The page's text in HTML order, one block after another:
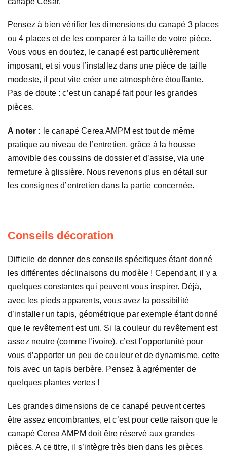
Pensez à bien vérifier les dimensions du canapé 3 places
ou 4 places et de les comparer à la taille de votre pièce.
Vous vous en doutez, le canapé est particulièrement
imposant, et si vous l’installez dans une pièce de taille
modeste, il peut vite créer une atmosphère étouffante.
Pas de doute : c’est un canapé fait pour les grandes
pièces.
A noter : le canapé Cerea AMPM est tout de même
pratique au niveau de l’entretien, grâce à la housse
amovible des coussins de dossier et d’assise, via une
fermeture à glissière. Nous revenons plus en détail sur
les consignes d’entretien dans la partie concernée.
Conseils décoration
Difficile de donner des conseils spécifiques étant donné
les différentes déclinaisons du modèle ! Cependant, il y a
quelques constantes qui peuvent vous inspirer. Déjà,
avec les pieds apparents, vous avez la possibilité
d’installer un tapis, géométrique par exemple étant donné
que le revêtement est uni. Si la couleur du revêtement est
assez neutre (comme l’ivoire), c’est l’opportunité pour
vous d’apporter un peu de couleur et de dynamisme, cette
fois avec un tapis berbère. Pensez à agrémenter de
quelques plantes vertes !
Les grandes dimensions de ce canapé peuvent certes
être assez encombrantes, et c’est pour cette raison que le
canapé Cerea AMPM doit être réservé aux grandes
pièces. A ce titre, il s’intègre très bien dans les pièces